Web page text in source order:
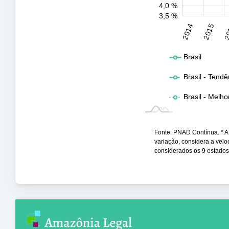
3,5 %
4,0 %
2014 2015
2031
2032
Brasil
Brasil -
Brasil -
Fonte: PNAD Contínua. *
variação, considera a
considerados os 9